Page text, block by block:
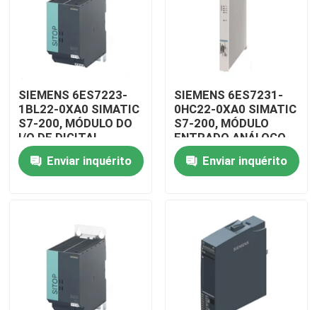
Produtos
Vídeos
SIEMENS 6ES7223-
1BL22-0XA0 SIMATIC
S7-200, MÓDULO DO
I/O DE DIGITAL
Enviar inquérito
SIEMENS 6ES7231-
0HC22-0XA0 SIMATIC
S7-200, MÓDULO
ENTRADO ANÁLOGO
Enviar inquérito